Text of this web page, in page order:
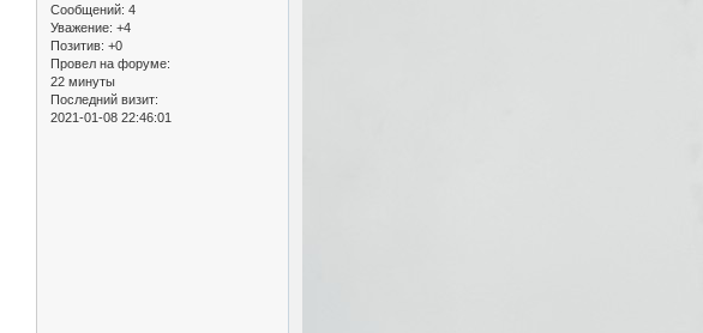
Сообщений: 4
Уважение: +4
Позитив: +0
Провел на форуме:
22 минуты
Последний визит:
2021-01-08 22:46:01